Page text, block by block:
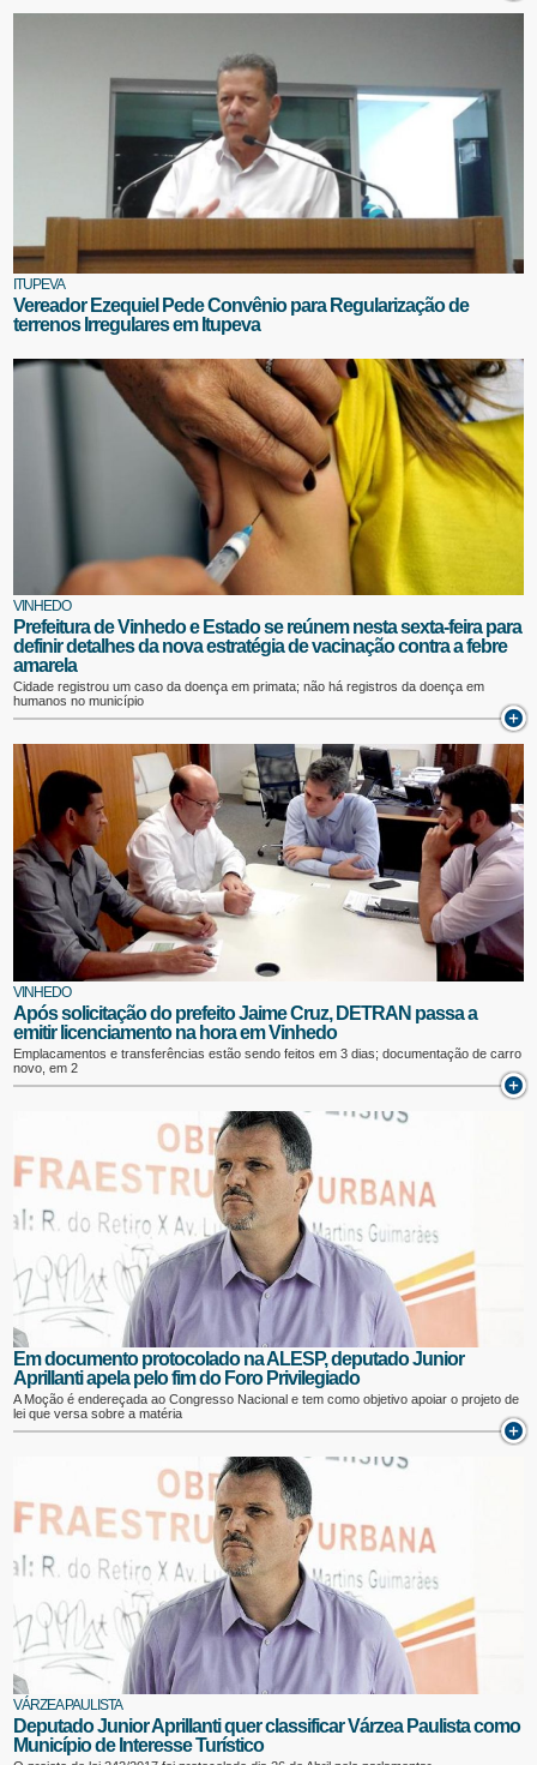
ITUPEVA
Vereador Ezequiel Pede Convênio para Regularização de
terrenos Irregulares em Itupeva
VINHEDO
Prefeitura de Vinhedo e Estado se reúnem nesta sexta-feira para
definir detalhes da nova estratégia de vacinação contra a febre
amarela
Cidade registrou um caso da doença em primata; não há registros da doença em
humanos no município
VINHEDO
Após solicitação do prefeito Jaime Cruz, DETRAN passa a
emitir licenciamento na hora em Vinhedo
Emplacamentos e transferências estão sendo feitos em 3 dias; documentação de carro
novo, em 2
Em documento protocolado na ALESP, deputado Junior
Aprillanti apela pelo fim do Foro Privilegiado
A Moção é endereçada ao Congresso Nacional e tem como objetivo apoiar o projeto de
lei que versa sobre a matéria
VÁRZEA PAULISTA
Deputado Junior Aprillanti quer classificar Várzea Paulista como
Município de Interesse Turístico